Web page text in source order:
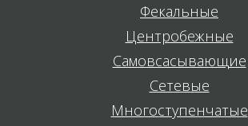
Фекальные
Центробежные
Самовсасывающие
Сетевые
Многоступенчатые